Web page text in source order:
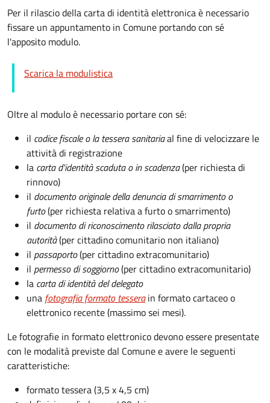
Per il rilascio della carta di identità elettronica è necessario
fissare un appuntamento in Comune portando con sé
l'apposito modulo.
Scarica la modulistica
Oltre al modulo è necessario portare con sé:
il codice fiscale o la tessera sanitariaal fine di velocizzare le
attività di registrazione
la carta d'identità scaduta o in scadenza(per richiesta di
rinnovo)
il documento originale della denuncia di smarrimento o
furto(per richiesta relativa a furto o smarrimento)
il documento di riconoscimento rilasciato dalla propria
autorità(per cittadino comunitario non italiano)
il passaporto(per cittadino extracomunitario)
il permesso di soggiorno(per cittadino extracomunitario)
la carta di identità del delegato
una fotografia formato tessera in formato cartaceo o
elettronico recente (massimo sei mesi).
Le fotografie in formato elettronico devono essere presentate
con le modalità previste dal Comune e avere le seguenti
caratteristiche:
formato tessera (3,5 x 4,5 cm)